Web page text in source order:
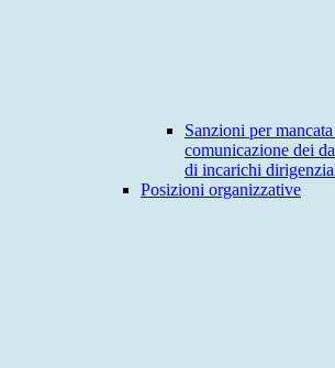
Sanzioni per
comunicazione dei
di incarichi
Posizioni organizzative